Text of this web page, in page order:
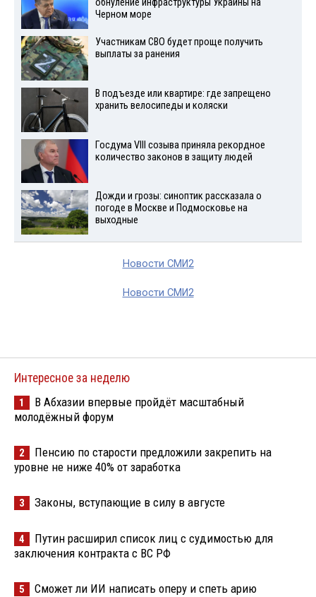
обнуление инфраструктуры Украины на
Черном море
Участникам СВО будет проще получить
выплаты за ранения
В подъезде или квартире: где запрещено
хранить велосипеды и коляски
Госдума VIII созыва приняла рекордное
количество законов в защиту людей
Дожди и грозы: синоптик рассказала о
погоде в Москве и Подмосковье на
выходные
Новости СМИ2
Новости СМИ2
Интересное за неделю
1
В Абхазии впервые пройдёт масштабный
молодёжный форум
2
Пенсию по старости предложили закрепить на
уровне не ниже 40% от заработка
3 Законы, вступающие в силу в августе
4
Путин расширил список лиц с судимостью для
заключения контракта с ВС РФ
5 Сможет ли ИИ написать оперу и спеть арию